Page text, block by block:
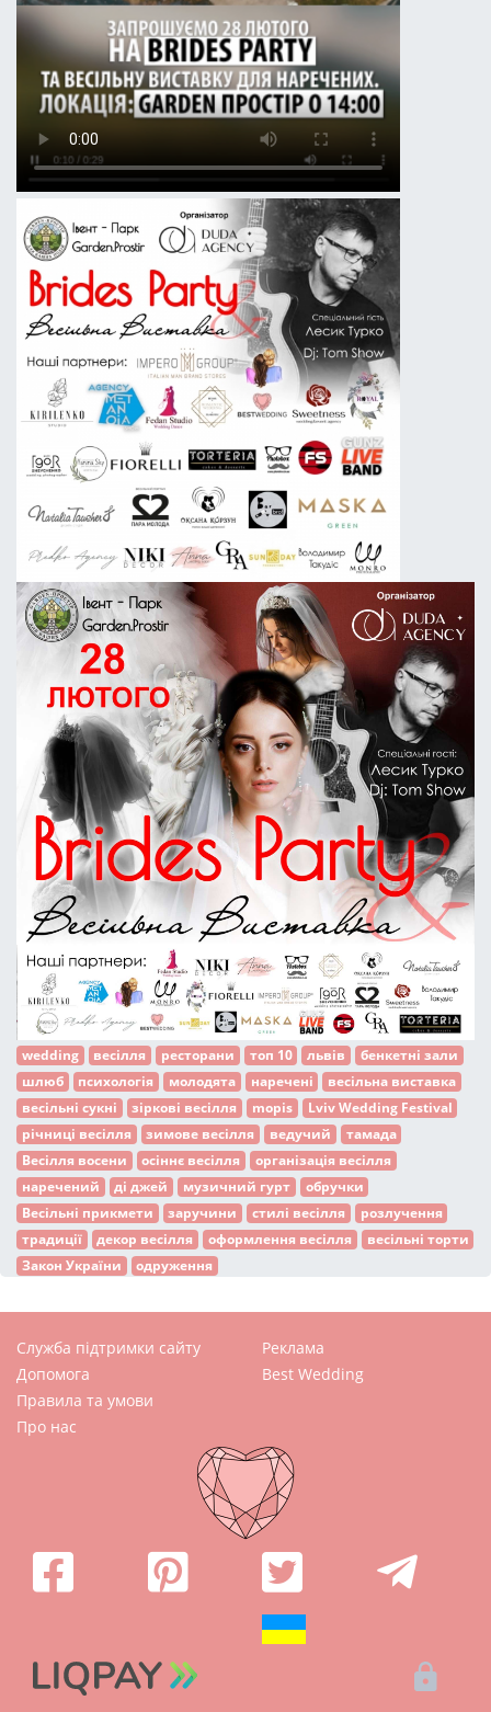
wedding весілля ресторани топ 10 львів
бенкетні зали
шлюб
психологія молодята наречені
весільна виставка
весільні сукні
зіркові весілля mopis
Lviv Wedding Festival
річниці весілля
зимове весілля ведучий
тамада
Весілля восени
осіннє весілля
організація весілля
наречений
ді джей музичний гурт
обручки
Весільні прикмети
заручини стилі весілля
розлучення
традиції
декор весілля оформлення весілля
весільні торти
Закон України
одруження
Служба підтримки сайту
Допомога
Правила та умови
Про нас
Реклама
Best Wedding